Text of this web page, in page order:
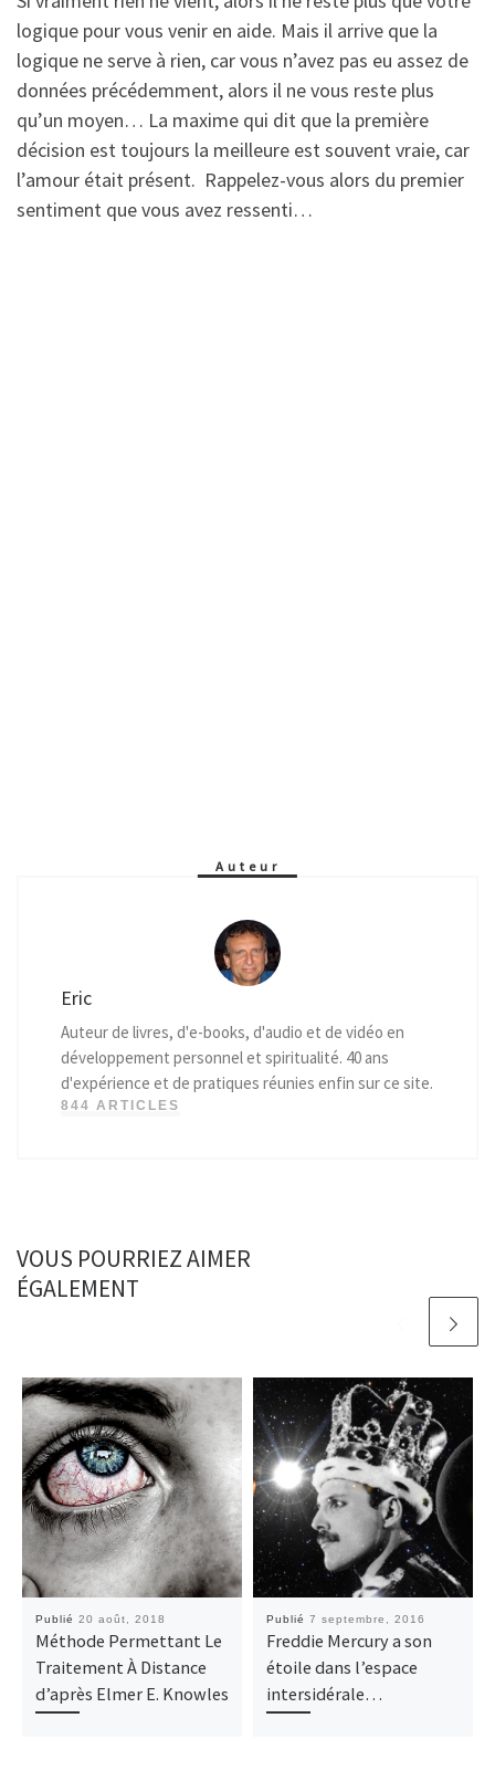
logique pour vous venir en aide. Mais il arrive que la
logique ne serve à rien, car vous n’avez pas eu assez de
données précédemment, alors il ne vous reste plus
qu’un moyen… La maxime qui dit que la première
décision est toujours la meilleure est souvent vraie, car
l’amour était présent. Rappelez-vous alors du premier
sentiment que vous avez ressenti…
Auteur
Eric
Auteur de livres, d'e-books, d'audio et de vidéo en
développement personnel et spiritualité. 40 ans
d'expérience et de pratiques réunies enfin sur ce site.
844 ARTICLES
VOUS POURRIEZ AIMER
ÉGALEMENT
Publié 20 août, 2018
Méthode Permettant Le
Traitement À Distance
d’après Elmer E. Knowles
Publié 7 septembre, 2016
Freddie Mercury a son
étoile dans l’espace
intersidérale…